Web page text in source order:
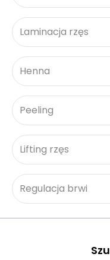
Laminacja rzęs
Henna
Peeling
Lifting rzęs
Regulacja brwi